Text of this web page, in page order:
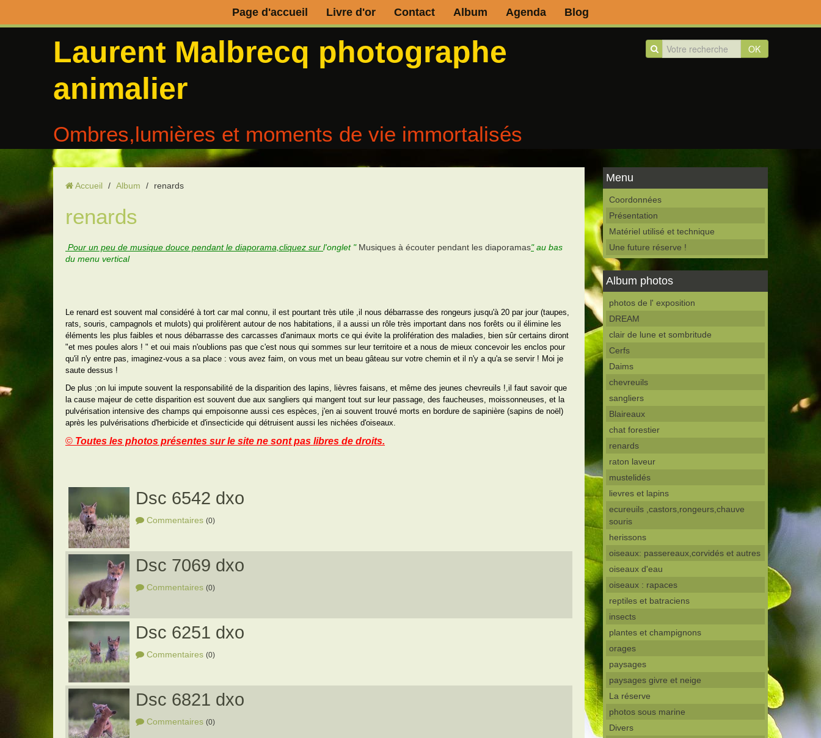
Page d'accueil Livre d'or Contact Album Agenda Blog
OK
Laurent Malbrecq photographe
animalier
Ombres,lumières et moments de vie immortalisés
Accueil / Album / renards
renards
Pour un peu de musique douce pendant le diaporama,cliquez sur l'onglet " Musiques à écouter pendant les diaporamas"au bas
du menu vertical
Le renard est souvent mal considéré à tort car mal connu, il est pourtant très utile ,il nous débarrasse des rongeurs jusqu'à 20 par jour (taupes,
rats, souris, campagnols et mulots) qui prolifèrent autour de nos habitations, il a aussi un rôle très important dans nos forêts ou il élimine les
éléments les plus faibles et nous débarrasse des carcasses d'animaux morts ce qui évite la prolifération des maladies, bien sûr certains diront
"et mes poules alors ! " et oui mais n'oublions pas que c'est nous qui sommes sur leur territoire et a nous de mieux concevoir les enclos pour
qu'il n'y entre pas, imaginez-vous a sa place : vous avez faim, on vous met un beau gâteau sur votre chemin et il n'y a qu'a se servir ! Moi je
saute dessus !
De plus ;on lui impute souvent la responsabilité de la disparition des lapins, lièvres faisans, et même des jeunes chevreuils !,il faut savoir que
la cause majeur de cette disparition est souvent due aux sangliers qui mangent tout sur leur passage, des faucheuses, moissonneuses, et la
pulvérisation intensive des champs qui empoisonne aussi ces espèces, j'en ai souvent trouvé morts en bordure de sapinière (sapins de noël)
après les pulvérisations d'herbicide et d'insecticide qui détruisent aussi les nichées d'oiseaux.
© Toutes les photos présentes sur le site ne sont pas libres de droits.
Dsc 6542 dxo
Commentaires (0)
Dsc 7069 dxo
Commentaires (0)
Dsc 6251 dxo
Commentaires (0)
Dsc 6821 dxo
Commentaires (0)
Menu
Coordonnées
Présentation
Matériel utilisé et technique
Une future réserve !
Album photos
photos de l' exposition
DREAM
clair de lune et sombritude
Cerfs
Daims
chevreuils
sangliers
Blaireaux
chat forestier
renards
raton laveur
mustelidés
lievres et lapins
ecureuils ,castors,rongeurs,chauve
souris
herissons
oiseaux: passereaux,corvidés et autres
oiseaux d'eau
oiseaux : rapaces
reptiles et batraciens
insects
plantes et champignons
orages
paysages
paysages givre et neige
La réserve
photos sous marine
Divers